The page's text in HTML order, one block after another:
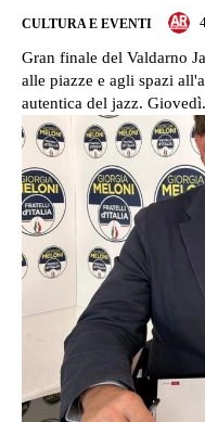
CULTURA E EVENTI
Gran finale del Valdarno
alle piazze e agli spazi
autentica del jazz.